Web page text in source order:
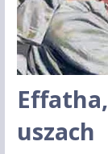
uszach